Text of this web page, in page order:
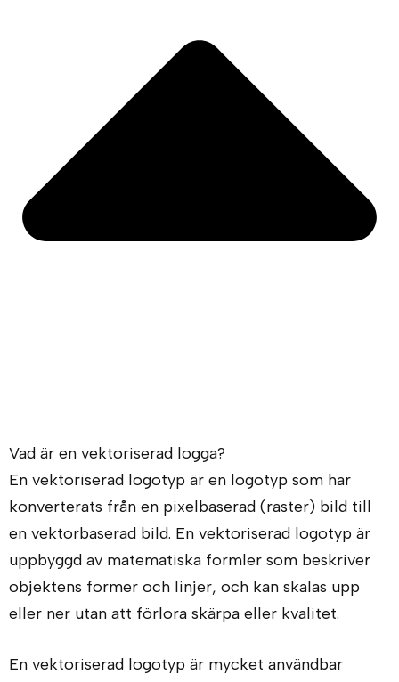
Vad är en vektoriserad logga?
En vektoriserad logotyp är en logotyp som har
konverterats från en pixelbaserad (raster) bild till
en vektorbaserad bild. En vektoriserad logotyp är
uppbyggd av matematiska formler som beskriver
objektens former och linjer, och kan skalas upp
eller ner utan att förlora skärpa eller kvalitet.
En vektoriserad logotyp är mycket användbar